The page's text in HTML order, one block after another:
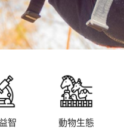
智 動物生態